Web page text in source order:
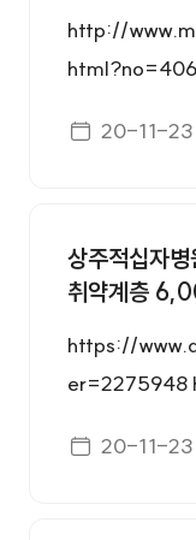
심성(이용자
필수영역 미충
http://
게시일자
20-11-23
상주적십자
취약계층
https://
er=2275948
p://
게시일자
20-11-23